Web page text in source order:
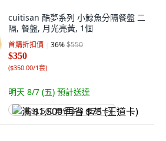
cuitisan 酷夢系列 小鯨魚分隔餐盤 二
隔, 餐盤, 月光亮黃, 1個
首購折扣價 36%$550
$350
($350.00/1套)
明天 8/7 (五) 預計送達
满 $1,500 再省 $75 (王道卡)